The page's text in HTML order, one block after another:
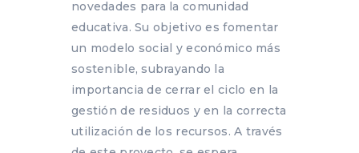
novedades para la comunidad
educativa. Su objetivo es fomentar
un modelo social y económico más
sostenible, subrayando la
importancia de cerrar el ciclo en la
gestión de residuos y en la correcta
utilización de los recursos. A través